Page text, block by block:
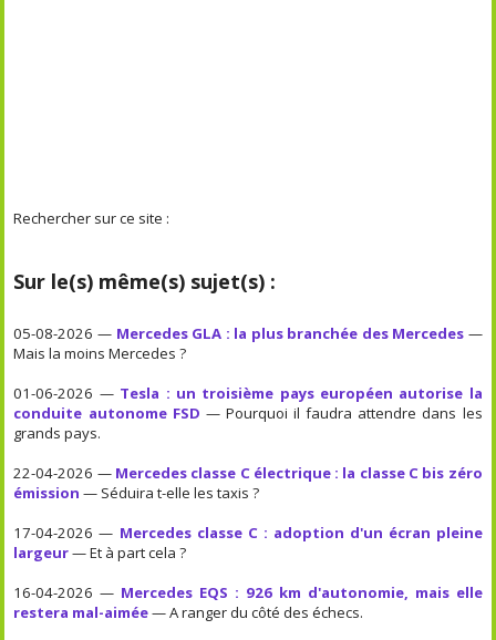
Rechercher sur ce site :
Sur le(s) même(s) sujet(s) :
05-08-2026 — Mercedes GLA : la plus branchée des Mercedes —
Mais la moins Mercedes ?
01-06-2026 — Tesla : un troisième pays européen autorise la
conduite autonome FSD — Pourquoi il faudra attendre dans les
grands pays.
22-04-2026 — Mercedes classe C électrique : la classe C bis zéro
émission — Séduira t-elle les taxis ?
17-04-2026 — Mercedes classe C : adoption d'un écran pleine
largeur— Et à part cela ?
16-04-2026 — Mercedes EQS : 926 km d'autonomie, mais elle
restera mal-aimée— A ranger du côté des échecs.